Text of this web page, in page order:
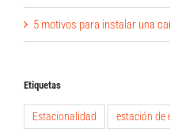
5 motivos para instalar una
Etiquetas
Estacionalidad estación de